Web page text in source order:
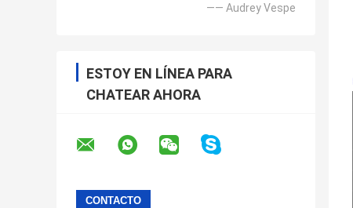
—— Audrey Vespe
ESTOY EN LÍNEA PARA
CHATEAR AHORA